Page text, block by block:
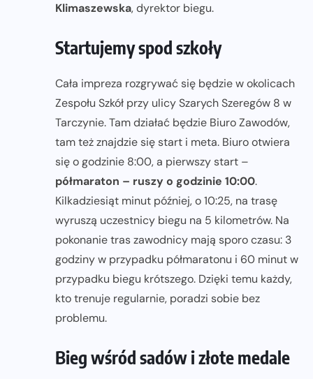
Klimaszewska, dyrektor biegu.
Startujemy spod szkoły
Cała impreza rozgrywać się będzie w okolicach
Zespołu Szkół przy ulicy Szarych Szeregów 8 w
Tarczynie. Tam działać będzie Biuro Zawodów,
tam też znajdzie się start i meta. Biuro otwiera
się o godzinie 8:00, a pierwszy start –
półmaraton – ruszy o godzinie 10:00.
Kilkadziesiąt minut później, o 10:25, na trasę
wyruszą uczestnicy biegu na 5 kilometrów. Na
pokonanie tras zawodnicy mają sporo czasu: 3
godziny w przypadku półmaratonu i 60 minut w
przypadku biegu krótszego. Dzięki temu każdy,
kto trenuje regularnie, poradzi sobie bez
problemu.
Bieg wśród sadów i złote medale